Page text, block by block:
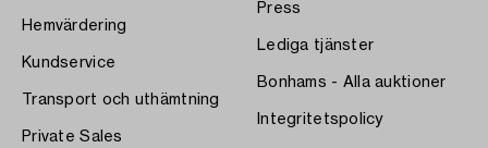
Hemvärdering
Kundservice
Transport och uthämtning
Private Sales
Press
Lediga tjänster
Bonhams - Alla auktioner
Integritetspolicy